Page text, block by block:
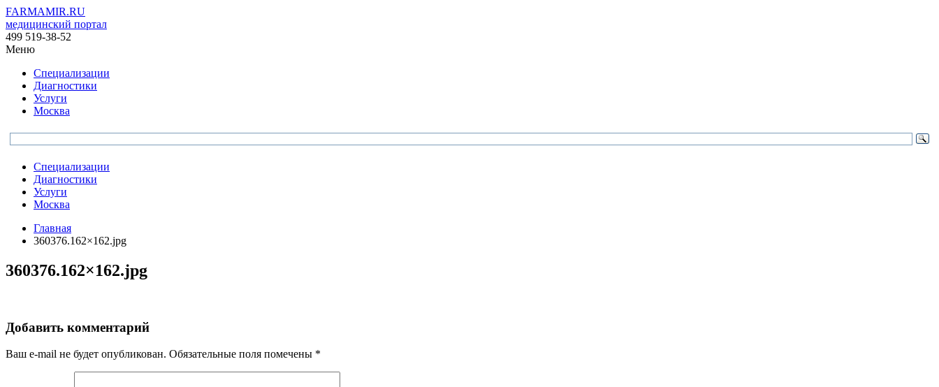
FARMAMIR.RU
медицинский портал
499 519-38-52
Меню
Специализации
Диагностики
Услуги
Москва
Специализации
Диагностики
Услуги
Москва
Главная
360376.162×162.jpg
360376.162×162.jpg
Добавить комментарий
Ваш e-mail не будет опубликован. Обязательные поля помечены *